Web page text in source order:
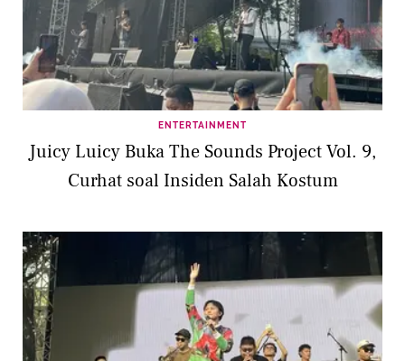
ENTERTAINMENT
Juicy Luicy Buka The Sounds Project Vol. 9,
Curhat soal Insiden Salah Kostum